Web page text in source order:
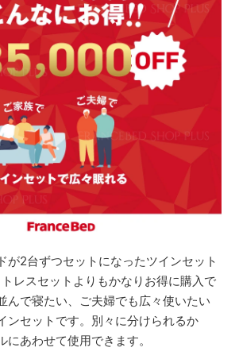
が2台ずつセットになったツインセット
レスセットよりもかなりお得に購入で
んで寝たい、ご夫婦でも広々使いたい
ンセットです。別々に分けられるか
にあわせて使用できます。